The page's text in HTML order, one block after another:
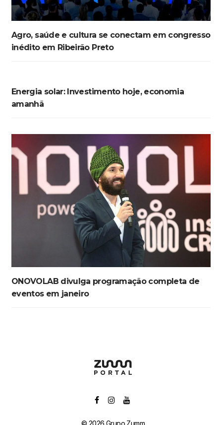
Agro, saúde e cultura se conectam em congresso
inédito em Ribeirão Preto
Energia solar: Investimento hoje, economia
amanhã
ONOVOLAB divulga programação completa de
eventos em janeiro
© 2026 Grupo Zumm